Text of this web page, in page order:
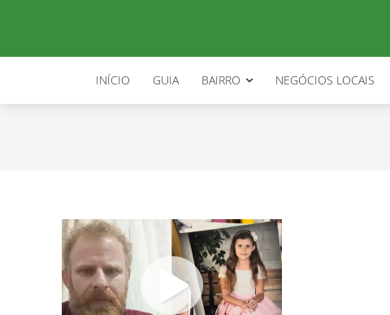
INÍCIO GUIA BAIRRO NEGÓCIOS LOCAIS
justica ana beatriz